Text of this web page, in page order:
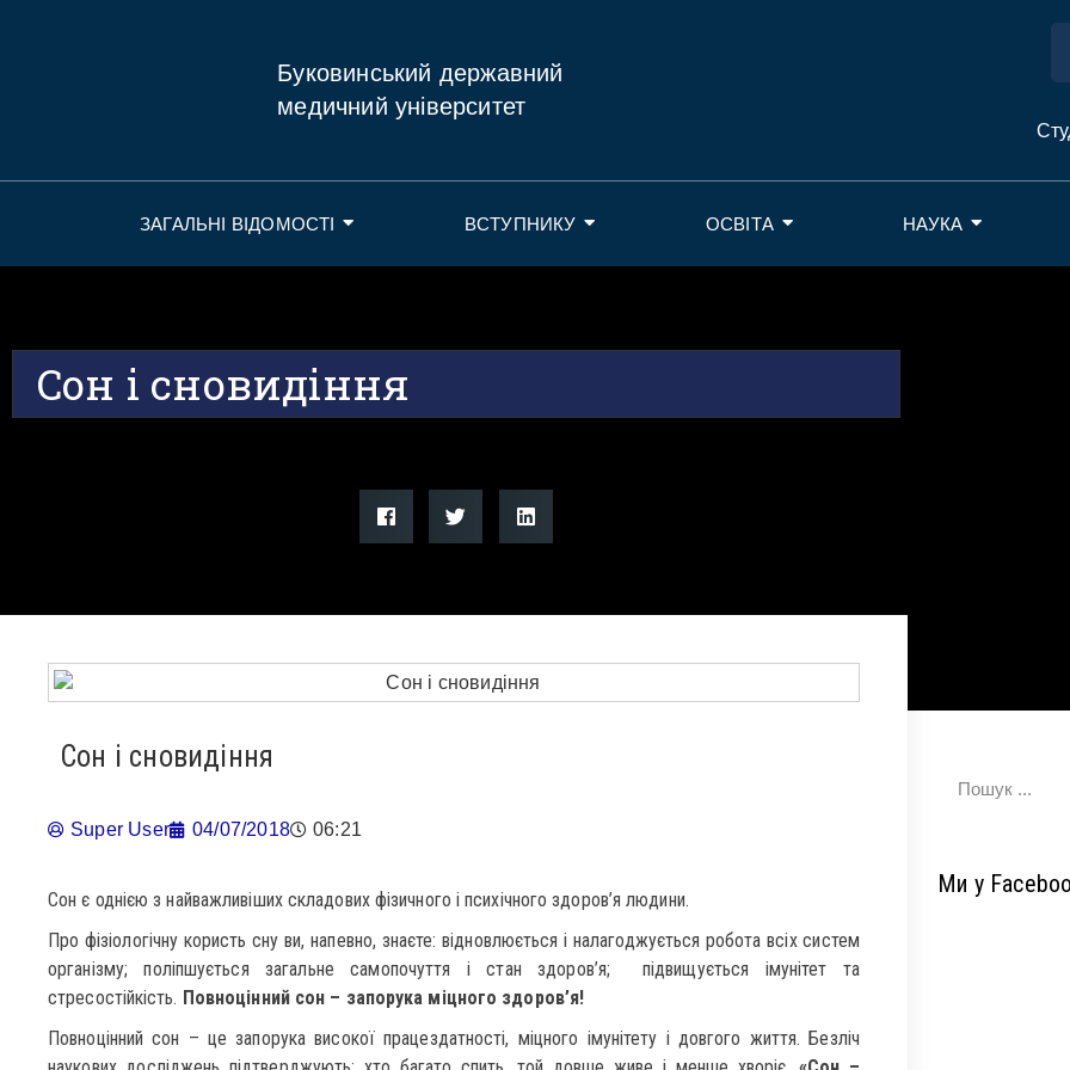
Буковинський державний
медичний університет
ЗАГАЛЬНІ ВІДОМОСТІ ВСТУПНИКУ ОСВІТА НАУКА
Cон і сновидіння
Cон і сновидіння
Super User 04/07/2018 06:21
Cон є однією з найважливіших складових фізичного і психічного здоров’я людини.
Про фізіологічну користь сну ви, напевно, знаєте: відновлюється і налагоджується робота всіх систем
організму; поліпшується загальне самопочуття і стан здоров’я; підвищується імунітет та
стресостійкість. Повноцінний сон – запорука міцного здоров’я!
Повноцінний сон – це запорука високої працездатності, міцного імунітету і довгого життя. Безліч
Ми у